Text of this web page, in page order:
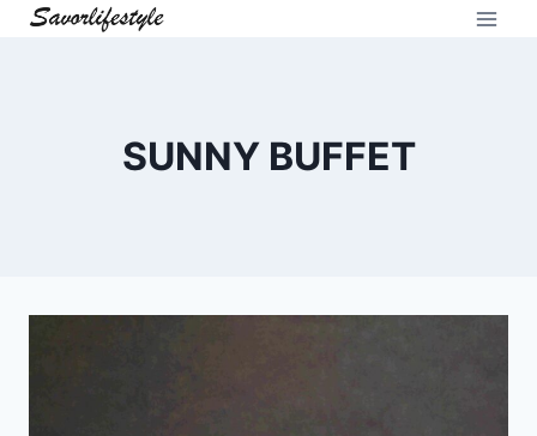
Skip
SUNNY BUFFET